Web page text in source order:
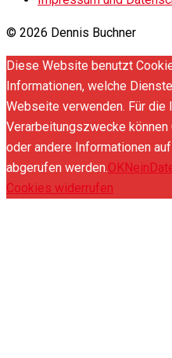
© 2026 Dennis Buchner
Diese Website benutzt
Informationen, welche
Webseite verwenden. Für die
Verarbeitungszwecke können
oder andere Informationen
abgerufen werden.OKNein
Cookies widerrufen